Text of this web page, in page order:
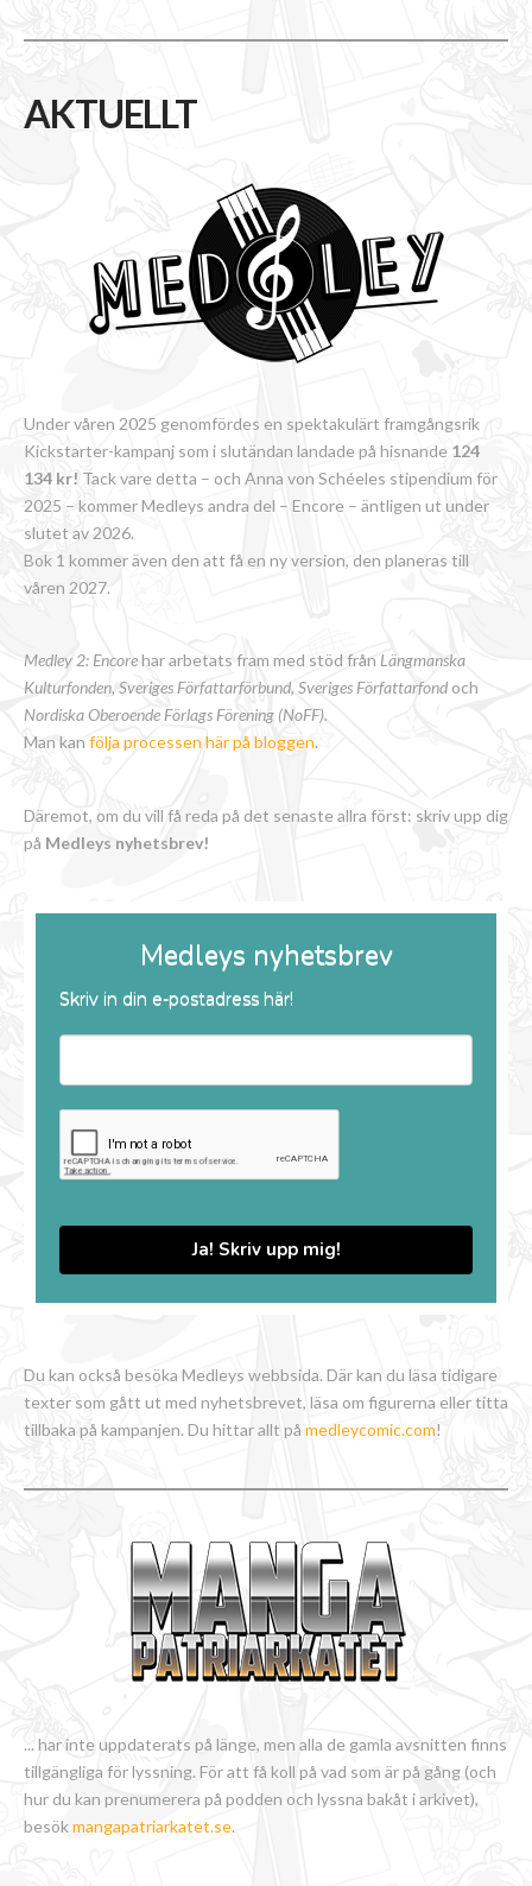
AKTUELLT
Under våren 2025 genomfördes en spektakulärt framgångsrik
Kickstarter-kampanj som i slutändan landade på hisnande 124
134 kr! Tack vare detta – och Anna von Schéeles stipendium för
2025 – kommer Medleys andra del – Encore – äntligen ut under
slutet av 2026.
Bok 1 kommer även den att få en ny version, den planeras till
våren 2027.
Medley 2: Encorehar arbetats fram med stöd från Längmanska
Kulturfonden, Sveriges Författarförbund, Sveriges Författarfond och
Nordiska Oberoende Förlags Förening (NoFF).
Man kan följa processen här på bloggen.
Däremot, om du vill få reda på det senaste allra först: skriv upp dig
på Medleys nyhetsbrev!
Medleys nyhetsbrev
Skriv in din e-postadress här!
Ja! Skriv upp mig!
Du kan också besöka Medleys webbsida. Där kan du läsa tidigare
texter som gått ut med nyhetsbrevet, läsa om figurerna eller titta
tillbaka på kampanjen. Du hittar allt på medleycomic.com!
... har inte uppdaterats på länge, men alla de gamla avsnitten finns
tillgängliga för lyssning. För att få koll på vad som är på gång (och
hur du kan prenumerera på podden och lyssna bakåt i arkivet),
besökmangapatriarkatet.se.